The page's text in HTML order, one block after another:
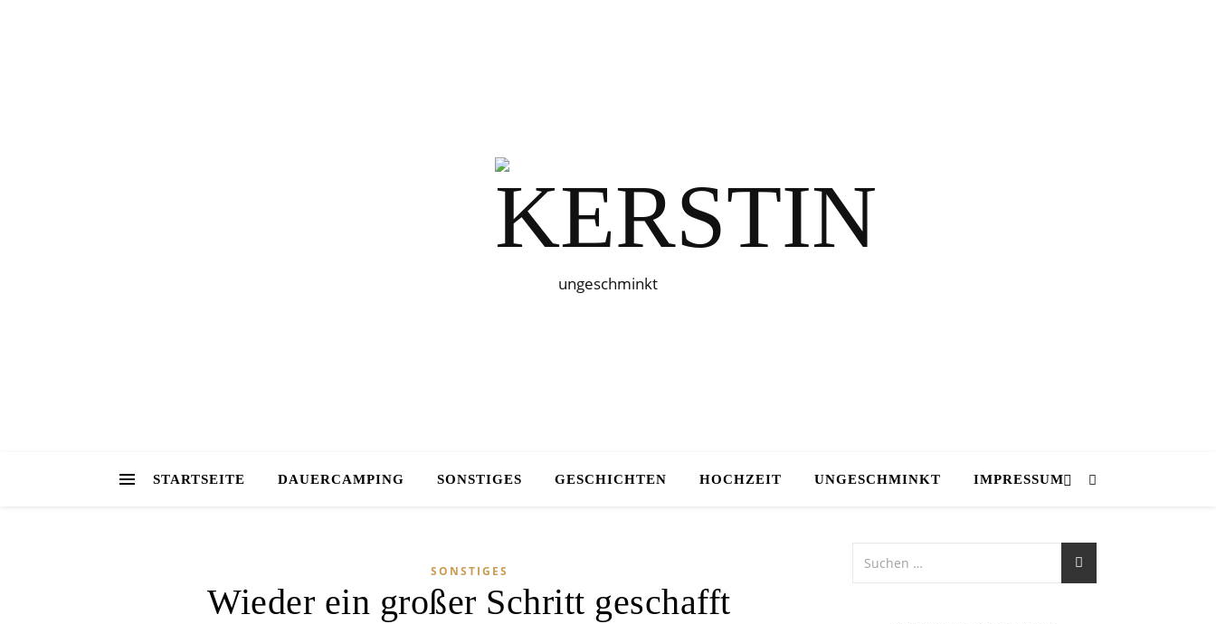
ungeschminkt
STARTSEITE DAUERCAMPING SONSTIGES GESCHICHTEN HOCHZEIT UNGESCHMINKT IMPRESSUM
SONSTIGES
Wieder ein großer Schritt geschafft